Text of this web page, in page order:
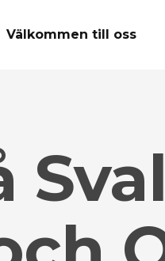
Välkommen till oss